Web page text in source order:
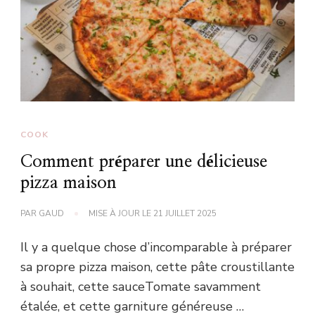
COOK
Comment préparer une délicieuse
pizza maison
PAR GAUD MISE À JOUR LE 21 JUILLET 2025
Il y a quelque chose d’incomparable à préparer
sa propre pizza maison, cette pâte croustillante
à souhait, cette sauceTomate savamment
étalée, et cette garniture généreuse …